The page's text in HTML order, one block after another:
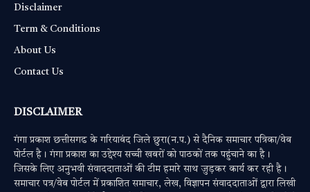
Disclaimer
Term & Conditions
About Us
Contact Us
DISCLAIMER
गंगा प्रकाश छत्तीसगढ के गरियाबंद जिले छुरा(न.प.) से दैनिक समाचार पत्रिका/वेब
पोर्टल है। गंगा प्रकाश का उद्देश्य सच्ची खबरों को पाठकों तक पहुंचाने का है।
जिसके लिए अनुभवी संवाददाताओं की टीम हमारे साथ जुड़कर कार्य कर रही है।
समाचार पत्र/वेब पोर्टल में प्रकाशित समाचार, लेख, विज्ञापन संवाददाताओं द्वारा लिखी